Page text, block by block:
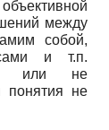
между
собой,
и т.п.
или не
понятия не